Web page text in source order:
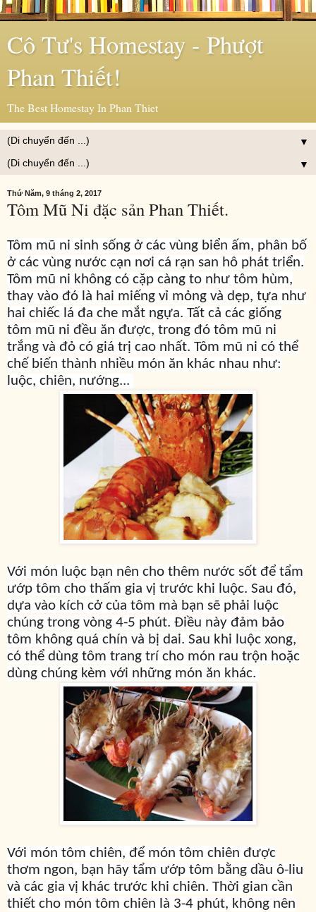
Cô Tư's Homestay - Phượt
Phan Thiết!
The Best Homestay In Phan Thiet
▼
▼
Thứ Năm, 9 tháng 2, 2017
Tôm Mũ Ni đặc sản Phan Thiết.
Tôm mũ ni sinh sống ở các vùng biển ấm, phân bố
ở các vùng nước cạn nơi cá rạn san hô phát triển.
Tôm mũ ni không có cặp càng to như tôm hùm,
thay vào đó là hai miếng vỉ mỏng và dẹp, tựa như
hai chiếc lá đa che mắt ngựa. Tất cả các giống
tôm mũ ni đều ăn được, trong đó tôm mũ ni
trắng và đỏ có giá trị cao nhất. Tôm mũ ni có thể
chế biến thành nhiều món ăn khác nhau như:
luộc, chiên, nướng...
Với món luộc bạn nên cho thêm nước sốt để tẩm
ướp tôm cho thấm gia vị trước khi luộc. Sau đó,
dựa vào kích cở của tôm mà bạn sẽ phải luộc
chúng trong vòng 4-5 phút. Điều này đảm bảo
tôm không quá chín và bị dai. Sau khi luộc xong,
có thể dùng tôm trang trí cho món rau trộn hoặc
dùng chúng kèm với những món ăn khác.
Với món tôm chiên, để món tôm chiên được
thơm ngon, bạn hãy tẩm ướp tôm bằng dầu ô-liu
và các gia vị khác trước khi chiên. Thời gian cần
thiết cho món tôm chiên là 3-4 phút, không nên